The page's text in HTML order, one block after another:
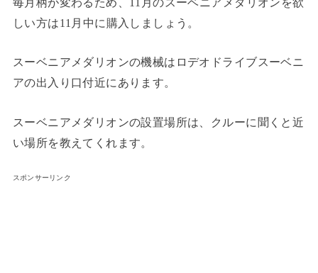
しい方は11月中に購入しましょう。
スーベニアメダリオンの機械はロデオドライブスーベニ
アの出入り口付近にあります。
スーベニアメダリオンの設置場所は、クルーに聞くと近
い場所を教えてくれます。
スポンサーリンク